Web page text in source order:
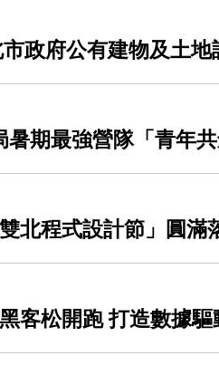
政府公有建物及土地
期最強營隊「青年
北程式設計節」圓滿
客松開跑 打造數據